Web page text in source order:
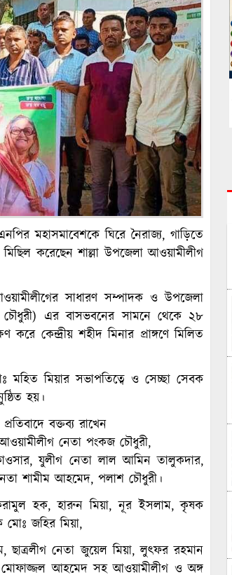
মহাসমাবেশকে ঘিরে নৈরাজ্য, গাড়িতে
মিছিল করেছেন শাল্লা উপজেলা আওয়ামীলীগ
সাধারণ সম্পাদক ও উপজেলা
এর বাসভবনের সামনে থেকে ২৮
কেন্দ্রীয় শহীদ মিনার প্রাঙ্গণে মিলিত
মহিত মিয়ার সভাপতিত্বে ও সেচ্ছা সেবক
হয়।
বক্তব্য রাখেন
নেতা পংকজ চৌধুরী,
যুলীগ নেতা লাল আমিন তালুকদার,
শামীম আহমেদ, পলাশ চৌধুরী।
হক, হারুন মিয়া, নূর ইসলাম, কৃষক
জহির মিয়া,
নেতা জুয়েল মিয়া, লুৎফর রহমান
মোফাজ্জল আহমেদ সহ আওয়ামীলীগ ও অঙ্গ